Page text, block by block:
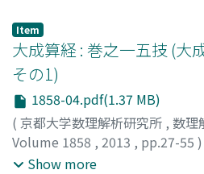
Komatsu, Hikosaburo
ラ;タケベ, カタヒロ コマツ, ヒ
Item
大成算経 : 巻之一五技 (大
その1)
1858-04.pdf(1.37 MB)
( 京都大学数理解析研究所 , 数理
Volume 1858 , 2013 , pp.27-55 )
関, 孝和; 建部, 賢明
Show more